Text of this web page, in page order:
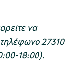
να
27310
18:00).